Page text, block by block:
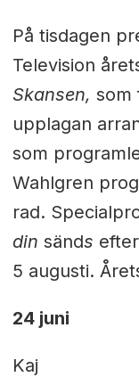
På tisdagen
Television
Skansen, som
upplagan
som
Wahlgren
rad.
din sänds
5 augusti.
24 juni
Kaj